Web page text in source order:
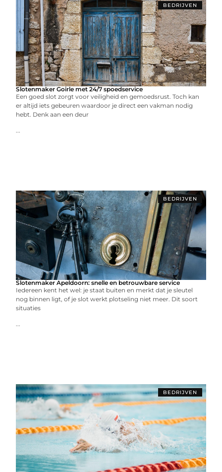
BEDRIJVEN
Slotenmaker Goirle met 24/7 spoedservice
Een goed slot zorgt voor veiligheid en gemoedsrust. Toch kan
er altijd iets gebeuren waardoor je direct een vakman nodig
hebt. Denk aan een deur
...
BEDRIJVEN
Slotenmaker Apeldoorn: snelle en betrouwbare service
Iedereen kent het wel: je staat buiten en merkt dat je sleutel
nog binnen ligt, of je slot werkt plotseling niet meer. Dit soort
situaties
...
BEDRIJVEN